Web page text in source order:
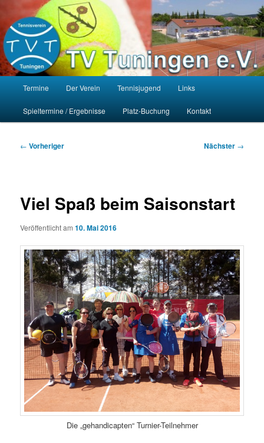
primären
Inhalt
springenTV Tuningen e.V.
Homepage des Tennisvereins Tuningen e.V.
Termine Der Verein Tennisjugend Links
Spieltermine / Ergebnisse Platz-Buchung Kontakt
Beitragsnavigation
← Vorheriger Nächster →
Viel Spaß beim Saisonstart
Veröffentlicht am10. Mai 2016
Die „gehandicapten“ Turnier-Teilnehmer